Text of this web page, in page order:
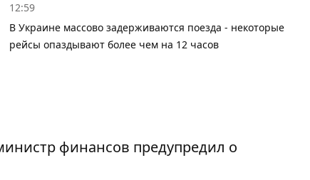
12:59
В Украине массово задерживаются поезда - некоторые
рейсы опаздывают более чем на 12 часов
финансов предупредил о